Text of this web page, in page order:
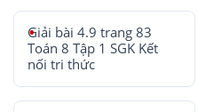
Giải bài 4.9 trang 83
Toán 8 Tập 1 SGK Kết
nối tri thức